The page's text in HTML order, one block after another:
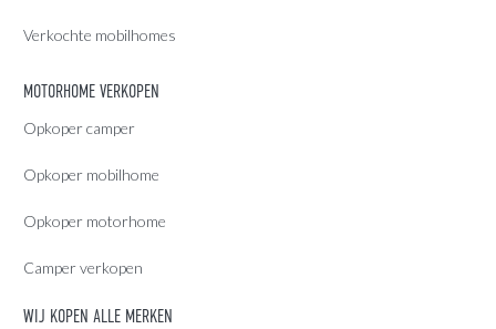
Verkochte mobilhomes
MOTORHOME VERKOPEN
Opkoper camper
Opkoper mobilhome
Opkoper motorhome
Camper verkopen
WIJ KOPEN ALLE MERKEN